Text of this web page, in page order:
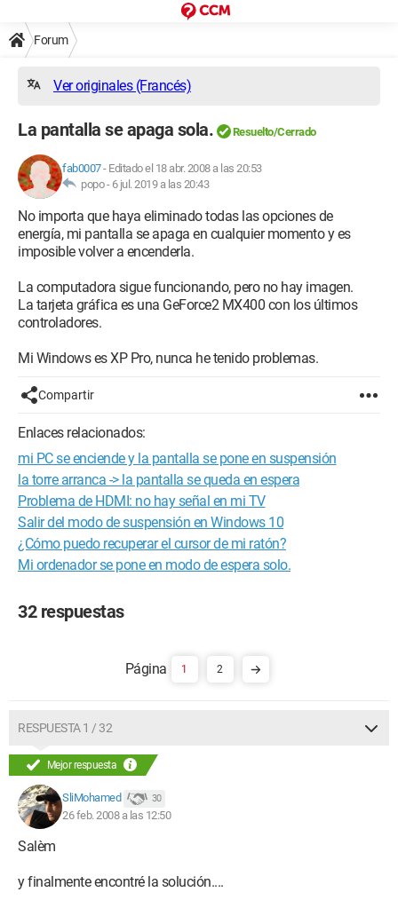
Forum
Ver originales (Francés)
La pantalla se apaga sola. Resuelto/Cerrado
fab0007- Editado el 18 abr. 2008 a las 20:53
popo - 6 jul. 2019 a las 20:43
No importa que haya eliminado todas las opciones de
energía, mi pantalla se apaga en cualquier momento y es
imposible volver a encenderla.
La computadora sigue funcionando, pero no hay imagen.
La tarjeta gráfica es una GeForce2 MX400 con los últimos
controladores.
Mi Windows es XP Pro, nunca he tenido problemas.
Compartir
Enlaces relacionados:
mi PC se enciende y la pantalla se pone en suspensión
la torre arranca -> la pantalla se queda en espera
Problema de HDMI: no hay señal en mi TV
Salir del modo de suspensión en Windows 10
¿Cómo puedo recuperar el cursor de mi ratón?
Mi ordenador se pone en modo de espera solo.
32 respuestas
1 2
RESPUESTA 1 / 32
Mejor respuesta
SliMohamed 30
26 feb. 2008 a las 12:50
Salèm
y finalmente encontré la solución....